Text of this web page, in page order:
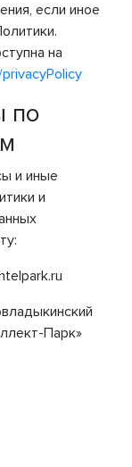
если иное
на
по
и иные
и
Парк»